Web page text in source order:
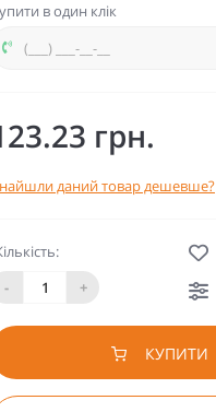
в один клік
грн.
даний товар дешевше?
-
+
КУПИТИ